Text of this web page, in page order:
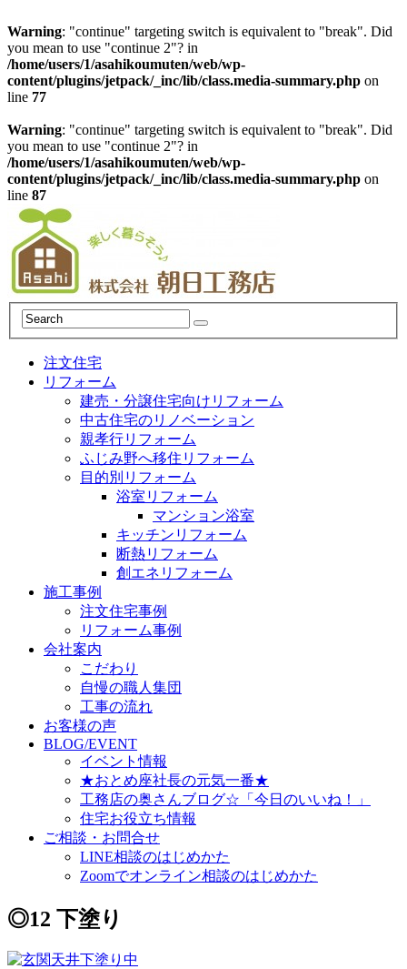
Warning: "continue" targeting switch is equivalent to "break". Did
you mean to use "continue 2"? in
/home/users/1/asahikoumuten/web/wp-
content/plugins/jetpack/_inc/lib/class.media-summary.php on
line 77
Warning: "continue" targeting switch is equivalent to "break". Did
you mean to use "continue 2"? in
/home/users/1/asahikoumuten/web/wp-
content/plugins/jetpack/_inc/lib/class.media-summary.php on
line 87
注文住宅
リフォーム
建売・分譲住宅向けリフォーム
中古住宅のリノベーション
親孝行リフォーム
ふじみ野へ移住リフォーム
目的別リフォーム
浴室リフォーム
マンション浴室
キッチンリフォーム
断熱リフォーム
創エネリフォーム
施工事例
注文住宅事例
リフォーム事例
会社案内
こだわり
自慢の職人集団
工事の流れ
お客様の声
BLOG/EVENT
イベント情報
★おとめ座社長の元気一番★
工務店の奥さんブログ☆「今日のいいね！」
住宅お役立ち情報
ご相談・お問合せ
LINE相談のはじめかた
Zoomでオンライン相談のはじめかた
◎12 下塗り